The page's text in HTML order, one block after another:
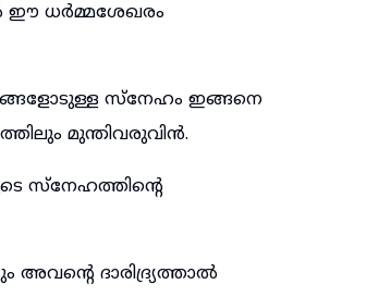
ഈ ധർമ്മശേഖരം
സ്നേഹം ഇങ്ങനെ
മുന്തിവരുവിൻ.
സ്നേഹത്തിന്റെ
ദാരിദ്ര്യത്താൽ